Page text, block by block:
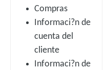
Compras
Informaci?n de
cuenta del
cliente
Informaci?n de